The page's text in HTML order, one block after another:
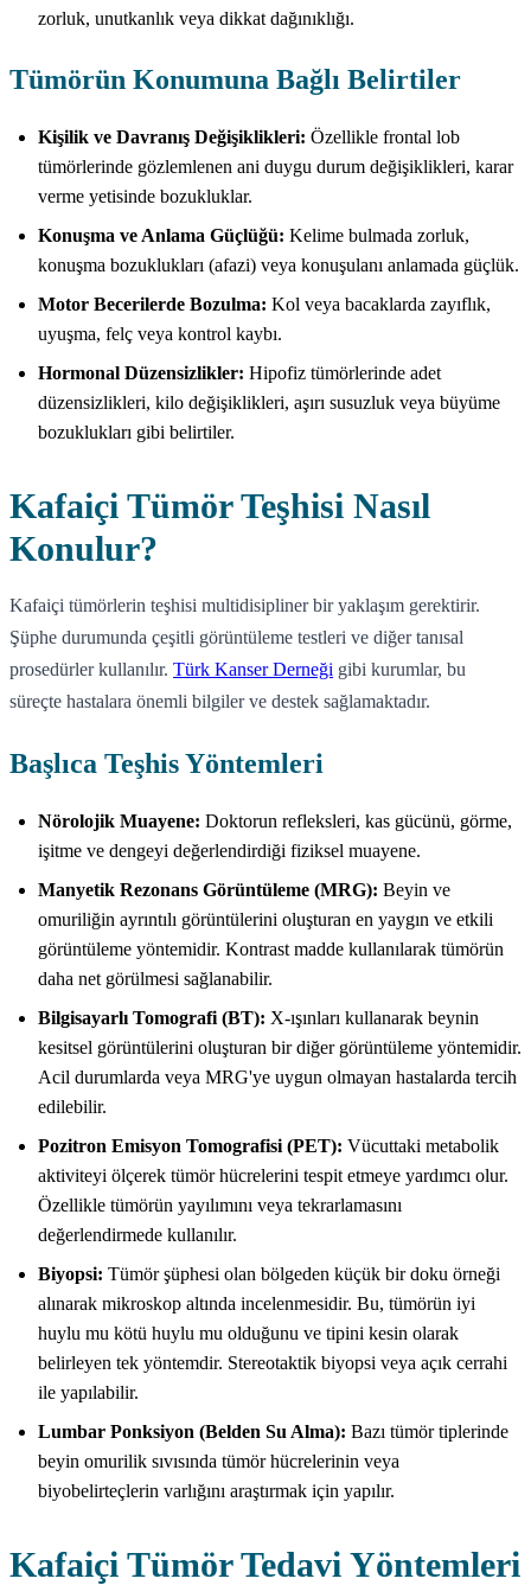
zorluk, unutkanlık veya dikkat dağınıklığı.
Tümörün Konumuna Bağlı Belirtiler
Kişilik ve Davranış Değişiklikleri: Özellikle frontal lob
tümörlerinde gözlemlenen ani duygu durum değişiklikleri, karar
verme yetisinde bozukluklar.
Konuşma ve Anlama Güçlüğü: Kelime bulmada zorluk,
konuşma bozuklukları (afazi) veya konuşulanı anlamada güçlük.
Motor Becerilerde Bozulma: Kol veya bacaklarda zayıflık,
uyuşma, felç veya kontrol kaybı.
Hormonal Düzensizlikler: Hipofiz tümörlerinde adet
düzensizlikleri, kilo değişiklikleri, aşırı susuzluk veya büyüme
bozuklukları gibi belirtiler.
Kafaiçi Tümör Teşhisi Nasıl
Konulur?
Kafaiçi tümörlerin teşhisi multidisipliner bir yaklaşım gerektirir.
Şüphe durumunda çeşitli görüntüleme testleri ve diğer tanısal
prosedürler kullanılır. Türk Kanser Derneği gibi kurumlar, bu
süreçte hastalara önemli bilgiler ve destek sağlamaktadır.
Başlıca Teşhis Yöntemleri
Nörolojik Muayene: Doktorun refleksleri, kas gücünü, görme,
işitme ve dengeyi değerlendirdiği fiziksel muayene.
Manyetik Rezonans Görüntüleme (MRG): Beyin ve
omuriliğin ayrıntılı görüntülerini oluşturan en yaygın ve etkili
görüntüleme yöntemidir. Kontrast madde kullanılarak tümörün
daha net görülmesi sağlanabilir.
Bilgisayarlı Tomografi (BT): X-ışınları kullanarak beynin
kesitsel görüntülerini oluşturan bir diğer görüntüleme yöntemidir.
Acil durumlarda veya MRG'ye uygun olmayan hastalarda tercih
edilebilir.
Pozitron Emisyon Tomografisi (PET): Vücuttaki metabolik
aktiviteyi ölçerek tümör hücrelerini tespit etmeye yardımcı olur.
Özellikle tümörün yayılımını veya tekrarlamasını
değerlendirmede kullanılır.
Biyopsi: Tümör şüphesi olan bölgeden küçük bir doku örneği
alınarak mikroskop altında incelenmesidir. Bu, tümörün iyi
huylu mu kötü huylu mu olduğunu ve tipini kesin olarak
belirleyen tek yöntemdir. Stereotaktik biyopsi veya açık cerrahi
ile yapılabilir.
Lumbar Ponksiyon (Belden Su Alma): Bazı tümör tiplerinde
beyin omurilik sıvısında tümör hücrelerinin veya
biyobelirteçlerin varlığını araştırmak için yapılır.
Kafaiçi Tümör Tedavi Yöntemleri